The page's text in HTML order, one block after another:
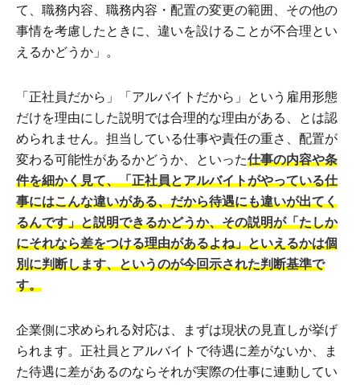
て、職務内容、職務内容・配置の変更の範囲、その他の
事情を考慮したときに、違いを設けることが不合理とい
えるかどうか」。
「正社員だから」「アルバイトだから」という雇用形態
だけを理由にした説明では合理的な理由がある、とは認
められません。担当している仕事や責任の重さ、配置が
変わる可能性があるかどうか、といった仕事の内容や条
件を細かく見て、「正社員とアルバイトがやっている仕
事にはこんな違いがある、だから待遇にも違いが出てく
るんです」と説明できるかどうか、その説明が「たしか
にそれなら差をつける理由があるよね」といえるかは個
別に判断します、というのが今回示された判断基準で
す。
企業側に求められる対応は、まずは現状の見直しが挙げ
られます。正社員とアルバイトで待遇に差がないか、ま
た待遇に差があるのならそれが実際の仕事に連動してい